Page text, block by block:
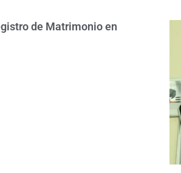
de Matrimonio en